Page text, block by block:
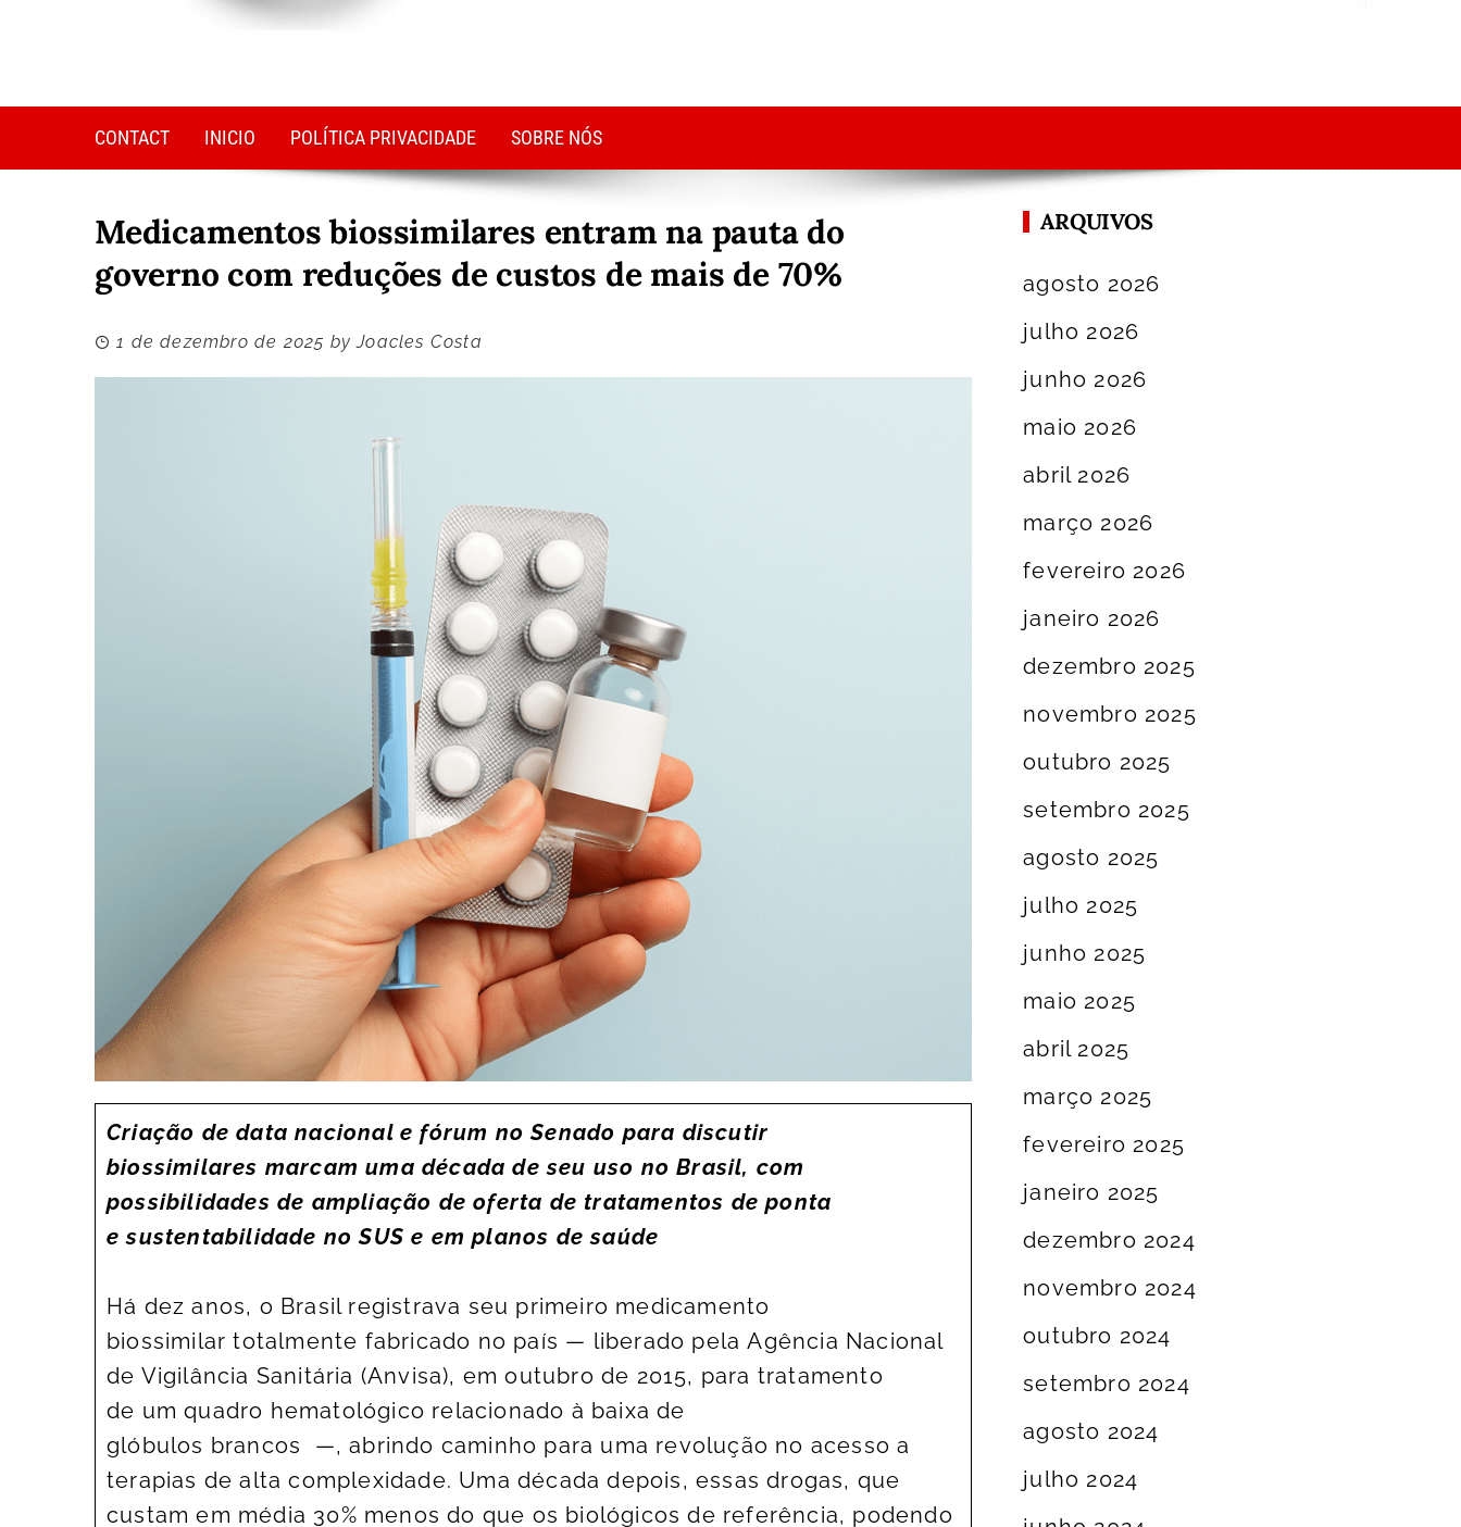
CONTACT INICIO POLÍTICA PRIVACIDADE SOBRE NÓS
Medicamentos biossimilares entram na pauta do
governo com reduções de custos de mais de 70%
1 de dezembro de 2025 byJoacles Costa
Criação de data nacional e fórum no Senado para discutir
biossimilares marcam uma década de seu uso no Brasil, com
possibilidades de ampliação de oferta de tratamentos de ponta
e sustentabilidade no SUS e em planos de saúde
Há dez anos, o Brasil registrava seu primeiro medicamento
biossimilar totalmente fabricado no país — liberado pela Agência Nacional
de Vigilância Sanitária (Anvisa), em outubro de 2015, para tratamento
de um quadro hematológico relacionado à baixa de
glóbulos brancos —, abrindo caminho para uma revolução no acesso a
terapias de alta complexidade. Uma década depois, essas drogas, que
custam em média 30% menos do que os biológicos de referência, podendo
ARQUIVOS
agosto 2026
julho 2026
junho 2026
maio 2026
abril 2026
março 2026
fevereiro 2026
janeiro 2026
dezembro 2025
novembro 2025
outubro 2025
setembro 2025
agosto 2025
julho 2025
junho 2025
maio 2025
abril 2025
março 2025
fevereiro 2025
janeiro 2025
dezembro 2024
novembro 2024
outubro 2024
setembro 2024
agosto 2024
julho 2024